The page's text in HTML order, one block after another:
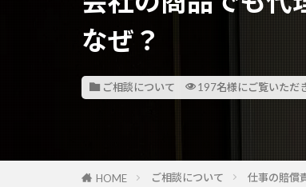
なぜ？
ご相談について 197名様にご覧いただ
HOME ご相談について 仕事の賠償